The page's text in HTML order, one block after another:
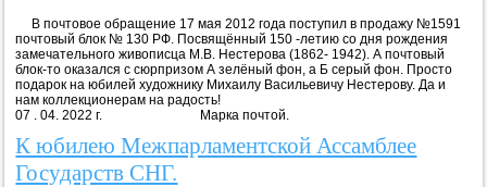
В почтовое обращение 17 мая 2012 года поступил в продажу №1591
почтовый блок № 130 РФ. Посвящённый 150 -летию со дня рождения
замечательного живописца М.В. Нестерова (1862- 1942). А почтовый
блок-то оказался с сюрпризом А зелёный фон, а Б серый фон. Просто
подарок на юбилей художнику Михаилу Васильевичу Нестерову. Да и
нам коллекционерам на радость!
07 . 04. 2022 г. Марка почтой.
К юбилею Межпарламентской Ассамблее
Государств СНГ.